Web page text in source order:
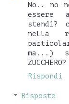
No.. no
essere
stendi?
nella
ma...)
Rispondi
Risposte